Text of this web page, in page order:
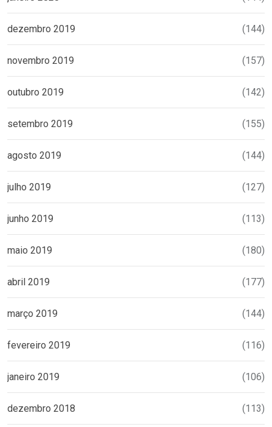
dezembro 2019 (144)
novembro 2019 (157)
outubro 2019 (142)
setembro 2019 (155)
agosto 2019 (144)
julho 2019 (127)
junho 2019 (113)
maio 2019 (180)
abril 2019 (177)
março 2019 (144)
fevereiro 2019 (116)
janeiro 2019 (106)
dezembro 2018 (113)